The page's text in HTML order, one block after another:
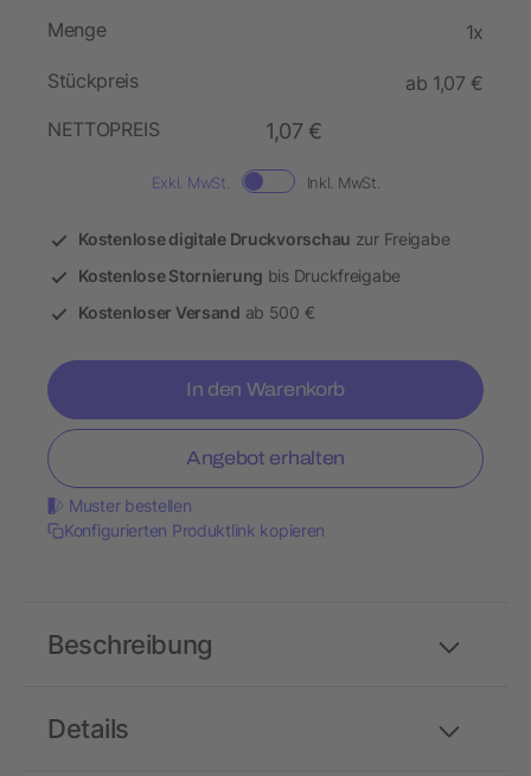
Menge 1x
Stückpreis
ab 1,07 €
NETTOPREIS
1,07 €
Exkl. MwSt. Inkl. MwSt.
Kostenlose digitale Druckvorschau zur Freigabe
Kostenlose Stornierung bis Druckfreigabe
Kostenloser Versand ab 500 €
In den Warenkorb
Angebot erhalten
Muster bestellen
Konfigurierten Produktlink kopieren
Details
Beschreibung